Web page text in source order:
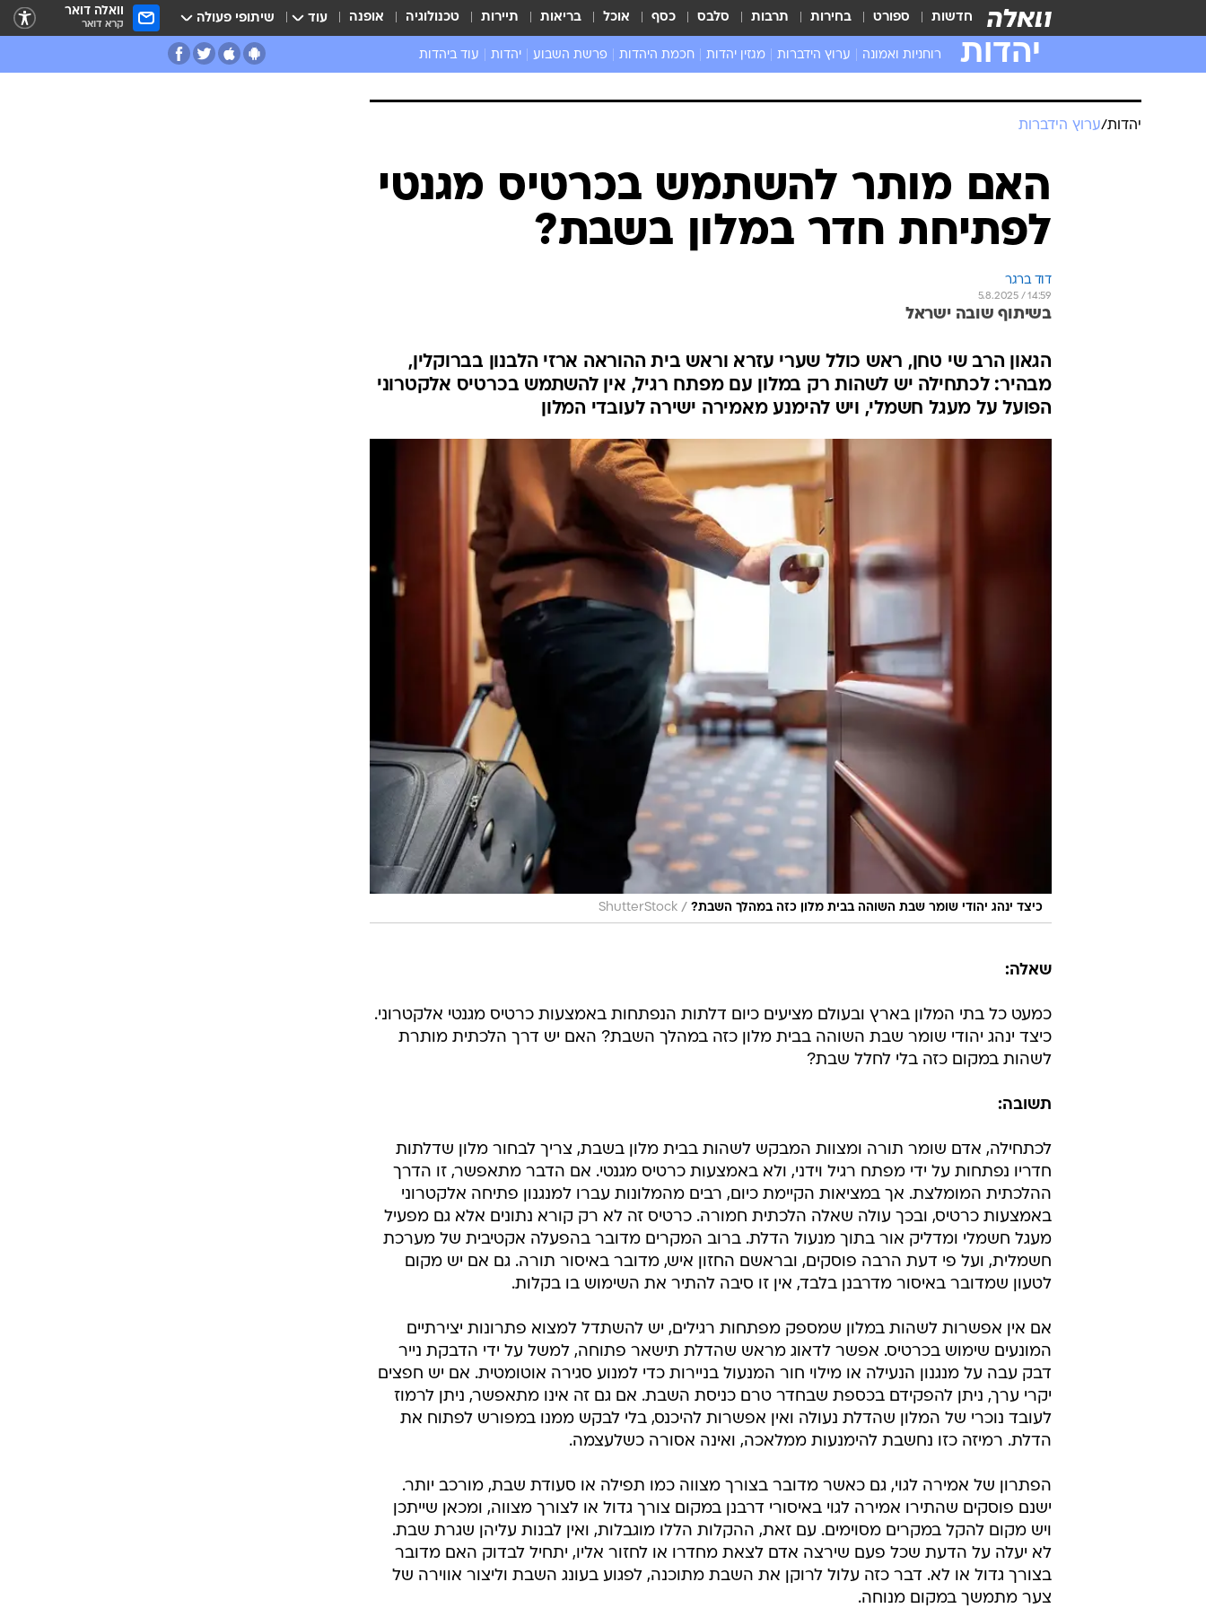
חדשות ספורט בחירות תרבות סלבס כסף אוכל בריאות תיירות טכנולוגיה אופנה עוד שיתופי פעולה וואלה דואר
קרא דואר
יהדות רוחניות ואמונה ערוץ הידברות מגזין יהדות חכמת היהדות פרשת השבוע יהדות עוד ביהדות
יהדות/ערוץ הידברות
האם מותר להשתמש בכרטיס מגנטי
לפתיחת חדר במלון בשבת?
דוד ברגר
5.8.2025 / 14:59
בשיתוף שובה ישראל
הגאון הרב שי טחן, ראש כולל שערי עזרא וראש בית ההוראה ארזי הלבנון בברוקלין,
מבהיר: לכתחילה יש לשהות רק במלון עם מפתח רגיל, אין להשתמש בכרטיס אלקטרוני
הפועל על מעגל חשמלי, ויש להימנע מאמירה ישירה לעובדי המלון
כיצד ינהג יהודי שומר שבת השוהה בבית מלון כזה במהלך השבת? /
ShutterStock
שאלה:
כמעט כל בתי המלון בארץ ובעולם מציעים כיום דלתות הנפתחות באמצעות כרטיס מגנטי אלקטרוני.
כיצד ינהג יהודי שומר שבת השוהה בבית מלון כזה במהלך השבת? האם יש דרך הלכתית מותרת
לשהות במקום כזה בלי לחלל שבת?
תשובה:
לכתחילה, אדם שומר תורה ומצוות המבקש לשהות בבית מלון בשבת, צריך לבחור מלון שדלתות
חדריו נפתחות על ידי מפתח רגיל וידני, ולא באמצעות כרטיס מגנטי. אם הדבר מתאפשר, זו הדרך
ההלכתית המומלצת. אך במציאות הקיימת כיום, רבים מהמלונות עברו למנגנון פתיחה אלקטרוני
באמצעות כרטיס, ובכך עולה שאלה הלכתית חמורה. כרטיס זה לא רק קורא נתונים אלא גם מפעיל
מעגל חשמלי ומדליק אור בתוך מנעול הדלת. ברוב המקרים מדובר בהפעלה אקטיבית של מערכת
חשמלית, ועל פי דעת הרבה פוסקים, ובראשם החזון איש, מדובר באיסור תורה. גם אם יש מקום
לטעון שמדובר באיסור מדרבנן בלבד, אין זו סיבה להתיר את השימוש בו בקלות.
אם אין אפשרות לשהות במלון שמספק מפתחות רגילים, יש להשתדל למצוא פתרונות יצירתיים
המונעים שימוש בכרטיס. אפשר לדאוג מראש שהדלת תישאר פתוחה, למשל על ידי הדבקת נייר
דבק עבה על מנגנון הנעילה או מילוי חור המנעול בניירות כדי למנוע סגירה אוטומטית. אם יש חפצים
יקרי ערך, ניתן להפקידם בכספת שבחדר טרם כניסת השבת. אם גם זה אינו מתאפשר, ניתן לרמוז
לעובד נוכרי של המלון שהדלת נעולה ואין אפשרות להיכנס, בלי לבקש ממנו במפורש לפתוח את
הדלת. רמיזה כזו נחשבת להימנעות ממלאכה, ואינה אסורה כשלעצמה.
הפתרון של אמירה לגוי, גם כאשר מדובר בצורך מצווה כמו תפילה או סעודת שבת, מורכב יותר.
ישנם פוסקים שהתירו אמירה לגוי באיסורי דרבנן במקום צורך גדול או לצורך מצווה, ומכאן שייתכן
ויש מקום להקל במקרים מסוימים. עם זאת, ההקלות הללו מוגבלות, ואין לבנות עליהן שגרת שבת.
לא יעלה על הדעת שכל פעם שירצה אדם לצאת מחדרו או לחזור אליו, יתחיל לבדוק האם מדובר
בצורך גדול או לא. דבר כזה עלול לרוקן את השבת מתוכנה, לפגוע בעונג השבת וליצור אווירה של
צער מתמשך במקום מנוחה.